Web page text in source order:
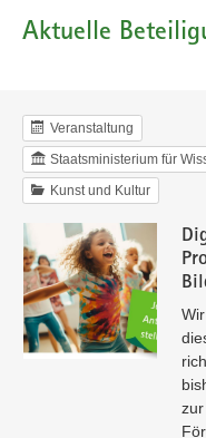
Aktuelle
Veranstaltung
Staatsministerium für
Kunst und Kultur